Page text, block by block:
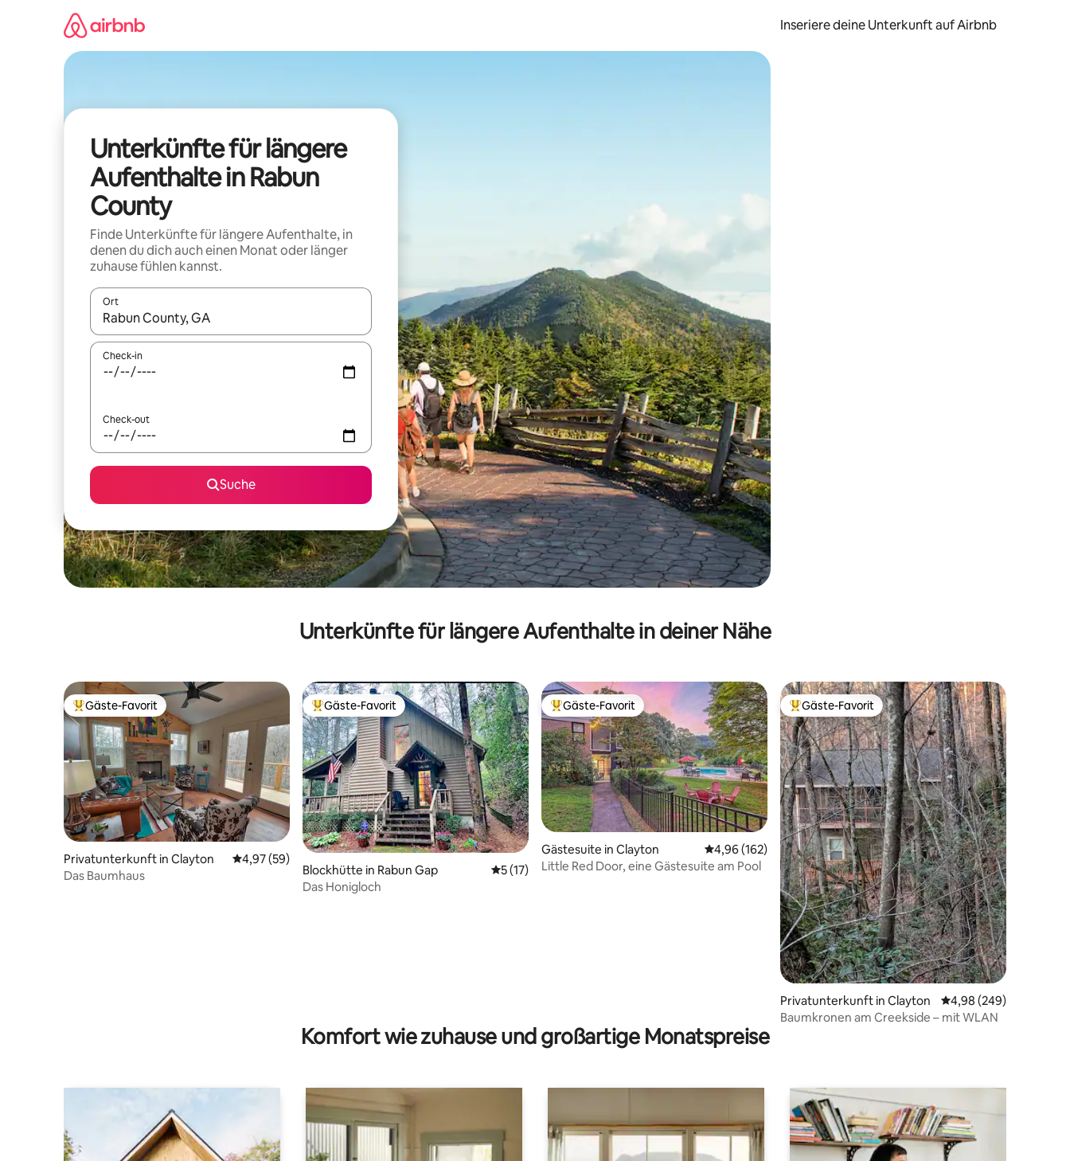
Inseriere deine Unterkunft auf Airbnb
Unterkünfte für längere
Aufenthalte in Rabun
County
Finde Unterkünfte für längere Aufenthalte, in
denen du dich auch einen Monat oder länger
zuhause fühlen kannst.
Ort
Wenn Ergebnisse verfügbar sind, navigiere mit den Pfeiltasten nach oben und unten oder erkunde die Ergebnisse durch Berühren oder Wischgesten.
Check-in
Check-out
Suche
Unterkünfte für längere Aufenthalte in deiner Nähe
Beliebter Gäste-Favorit.
Gäste-Favorit
Privatunterkunft in Clayton Durchschnittliche Bewertung: 4,97 von 5, 59 Bewertungen
4,97 (59)
Das Baumhaus
Beliebter Gäste-Favorit.
Gäste-Favorit
Blockhütte in Rabun Gap Durchschnittliche Bewertung: 5 von 5, 17 Bewertungen
5 (17)
Das Honigloch
Beliebter Gäste-Favorit.
Gäste-Favorit
Gästesuite in Clayton Durchschnittliche Bewertung: 4,96 von 5, 162 Bewertungen
4,96 (162)
Little Red Door, eine Gästesuite am Pool
Beliebter Gäste-Favorit.
Gäste-Favorit
Privatunterkunft in Clayton Durchschnittliche
4,98 (249)
Baumkronen am Creekside – mit WLAN
Komfort wie zuhause und großartige Monatspreise